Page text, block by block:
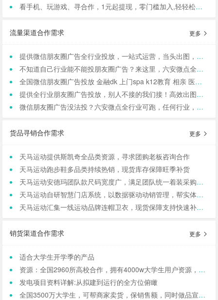
看手机、玩游戏、寻合作，1元起提现，零门槛加入,轻轻松松日结,寻找合作小伙伴（CPA/CPL）
流量渠道合作需求 更多
提供微信朋友圈广告全行业投放，一站式运营，当头出图，包过审！
不知道自己行业能不能投朋友圈广告？来这里，六安微点全行业可投！包资质！
全国微信朋友圈广告投放 金融dk 上门spa k12教育 相亲 医院医美 国学等禁投行业包资质 过审 无需保证金
提供全行业朋友圈广告投放，别人不接的我们接！高效出图、专业运营！
微信朋友圈广告没法投？六安微点全行业可跑，任何行业，当天出图，包过审！
货品寻销合作需求 更多
天马运动提供斯凯奇全品类资源，寻求团购老板咨询合作
天马运动跑步鞋多品类持续热销，现货库存保障旺季补货
天马运动安德玛团队款尺码宽度广，满足团队统一着装采购需求
天马运动自研智慧门店系统，以数据驱动动销管理，帮实体商家轻量化运营
天马运动汇集一线运动品牌连帽卫衣，现货保障支持快速补货，寻求b端商家合作
销货渠道合作需求 更多
适合大学生开学季的产品
资源：全国2960所高校合作，拥有4000w大学生用户资源，8万+发底薪的校内学生团长，需求符合大学生日常消费的产品，可保RIO
发电项目资料详解:从拟建到运行的全方位俯瞰
全国3500万大学生，可帮商家卖货，保销售额，同时做品宣和私域搭建！